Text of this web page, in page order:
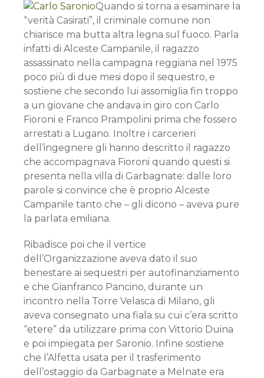
Quando si torna a esaminare la
“verità Casirati”, il criminale comune non
chiarisce ma butta altra legna sul fuoco. Parla
infatti di Alceste Campanile, il ragazzo
assassinato nella campagna reggiana nel 1975
poco più di due mesi dopo il sequestro, e
sostiene che secondo lui assomiglia fin troppo
a un giovane che andava in giro con Carlo
Fioroni e Franco Prampolini prima che fossero
arrestati a Lugano. Inoltre i carcerieri
dell’ingegnere gli hanno descritto il ragazzo
che accompagnava Fioroni quando questi si
presenta nella villa di Garbagnate: dalle loro
parole si convince che è proprio Alceste
Campanile tanto che – gli dicono – aveva pure
la parlata emiliana.
Ribadisce poi che il vertice
dell’Organizzazione aveva dato il suo
benestare ai sequestri per autofinanziamento
e che Gianfranco Pancino, durante un
incontro nella Torre Velasca di Milano, gli
aveva consegnato una fiala su cui c’era scritto
“etere” da utilizzare prima con Vittorio Duina
e poi impiegata per Saronio. Infine sostiene
che l’Alfetta usata per il trasferimento
dell’ostaggio da Garbagnate a Melnate era